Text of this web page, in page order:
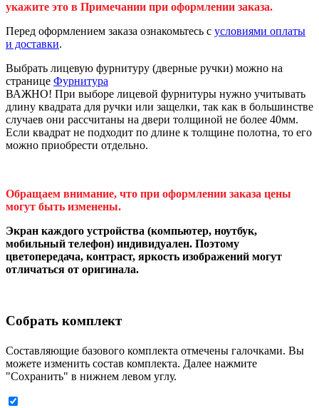
укажите это в Примечании при оформлении заказа.
Перед оформлением заказа ознакомьтесь с условиями оплаты
и доставки.
Выбрать лицевую фурнитуру (дверные ручки) можно на
странице Фурнитура
ВАЖНО! При выборе лицевой фурнитуры нужно учитывать
длину квадрата для ручки или защелки, так как в большинстве
случаев они рассчитаны на двери толщиной не более 40мм.
Если квадрат не подходит по длине к толщине полотна, то его
можно приобрести отдельно.
Обращаем внимание, что при оформлении заказа цены
могут быть изменены.
Экран каждого устройства (компьютер, ноутбук,
мобильный телефон) индивидуален. Поэтому
цветопередача, контраст, яркость изображений могут
отличаться от оригинала.
Собрать комплект
Составляющие базового комплекта отмечены галочками. Вы
можете изменить состав комплекта. Далее нажмите
"Сохранить" в нижнем левом углу.